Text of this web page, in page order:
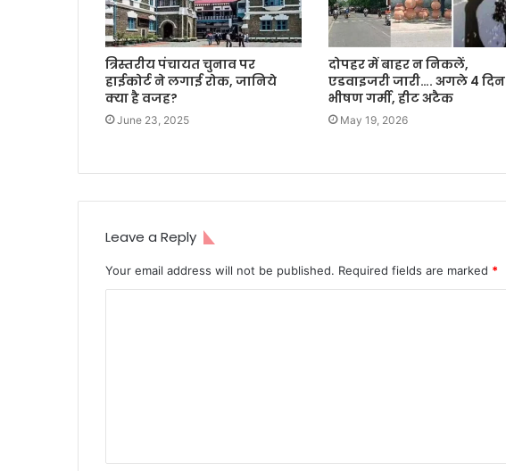
त्रिस्तरीय पंचायत चुनाव पर
हाईकोर्ट ने लगाई रोक, जानिये
क्या है वजह?
June 23, 2025
दोपहर में बाहर न निकलें,
एडवाइजरी जारी…. अगले 4 दिन
भीषण गर्मी, हीट अटैक
May 19, 2026
Leave a Reply
Your email address will not be published. Required fields are marked *
t